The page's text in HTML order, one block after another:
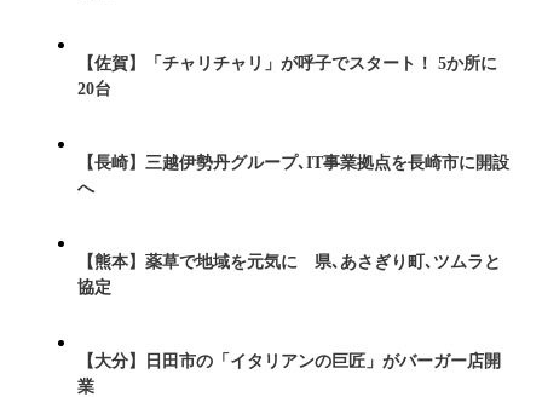
【佐賀】「チャリチャリ」が呼子でスタート！ 5か所に
20台
【長崎】三越伊勢丹グループ､IT事業拠点を長崎市に開設
へ
【熊本】薬草で地域を元気に 県､あさぎり町､ツムラと
協定
【大分】日田市の「イタリアンの巨匠」がバーガー店開
業